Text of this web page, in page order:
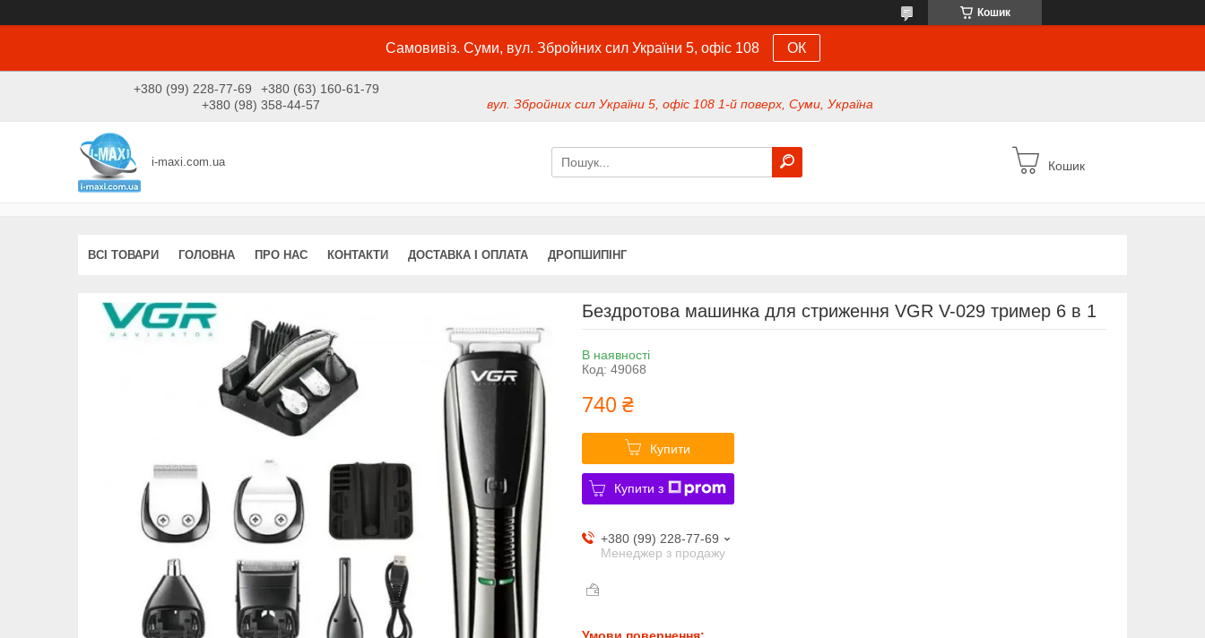
Кошик
Самовивіз. Суми, вул. Збройних сил України 5, офіс 108 ОК
+380 (99) 228-77-69
+380 (63) 160-61-79
+380 (98) 358-44-57
вул. Збройних сил України 5, офіс 108 1-й поверх, Суми, Україна
i-maxi.com.ua Кошик
ВСІ ТОВАРИ ГОЛОВНА ПРО НАС КОНТАКТИ ДОСТАВКА І ОПЛАТА ДРОПШИПІНГ
Бездротова машинка для стриження VGR V-029 тример 6 в 1
В наявності
Код: 49068
740 ₴
Купити
Купити з
+380 (99) 228-77-69
Менеджер з продажу